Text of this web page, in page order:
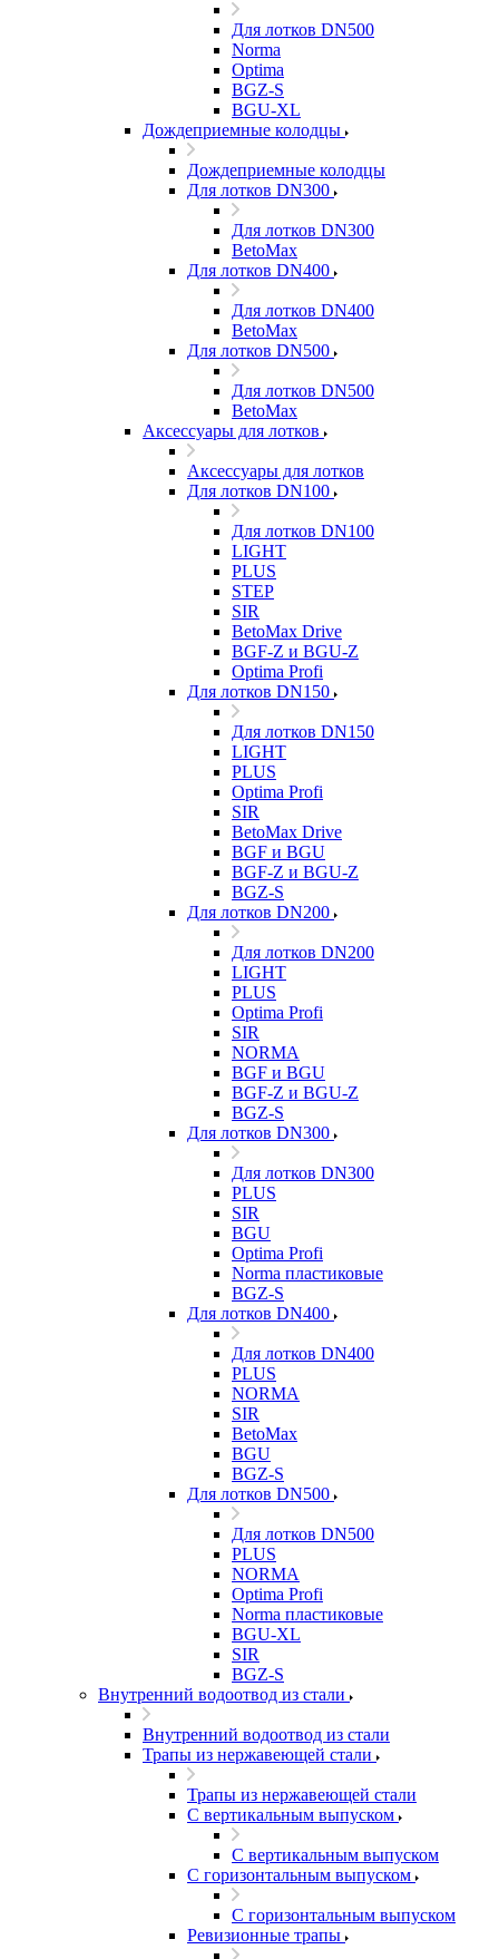
Для лотков DN500
Norma
Optima
BGZ-S
BGU-XL
Дождеприемные колодцы
Дождеприемные колодцы
Для лотков DN300
Для лотков DN300
BetoMax
Для лотков DN400
Для лотков DN400
BetoMax
Для лотков DN500
Для лотков DN500
BetoMax
Аксессуары для лотков
Аксессуары для лотков
Для лотков DN100
Для лотков DN100
LIGHT
PLUS
STEP
SIR
BetoMax Drive
BGF-Z и BGU-Z
Optima Profi
Для лотков DN150
Для лотков DN150
LIGHT
PLUS
Optima Profi
SIR
BetoMax Drive
BGF и BGU
BGF-Z и BGU-Z
BGZ-S
Для лотков DN200
Для лотков DN200
LIGHT
PLUS
Optima Profi
SIR
NORMA
BGF и BGU
BGF-Z и BGU-Z
BGZ-S
Для лотков DN300
Для лотков DN300
PLUS
SIR
BGU
Optima Profi
Norma пластиковые
BGZ-S
Для лотков DN400
Для лотков DN400
PLUS
NORMA
SIR
BetoMax
BGU
BGZ-S
Для лотков DN500
Для лотков DN500
PLUS
NORMA
Optima Profi
Norma пластиковые
BGU-XL
SIR
BGZ-S
Внутренний водоотвод из стали
Внутренний водоотвод из стали
Трапы из нержавеющей стали
Трапы из нержавеющей стали
С вертикальным выпуском
С вертикальным выпуском
С горизонтальным выпуском
С горизонтальным выпуском
Ревизионные трапы